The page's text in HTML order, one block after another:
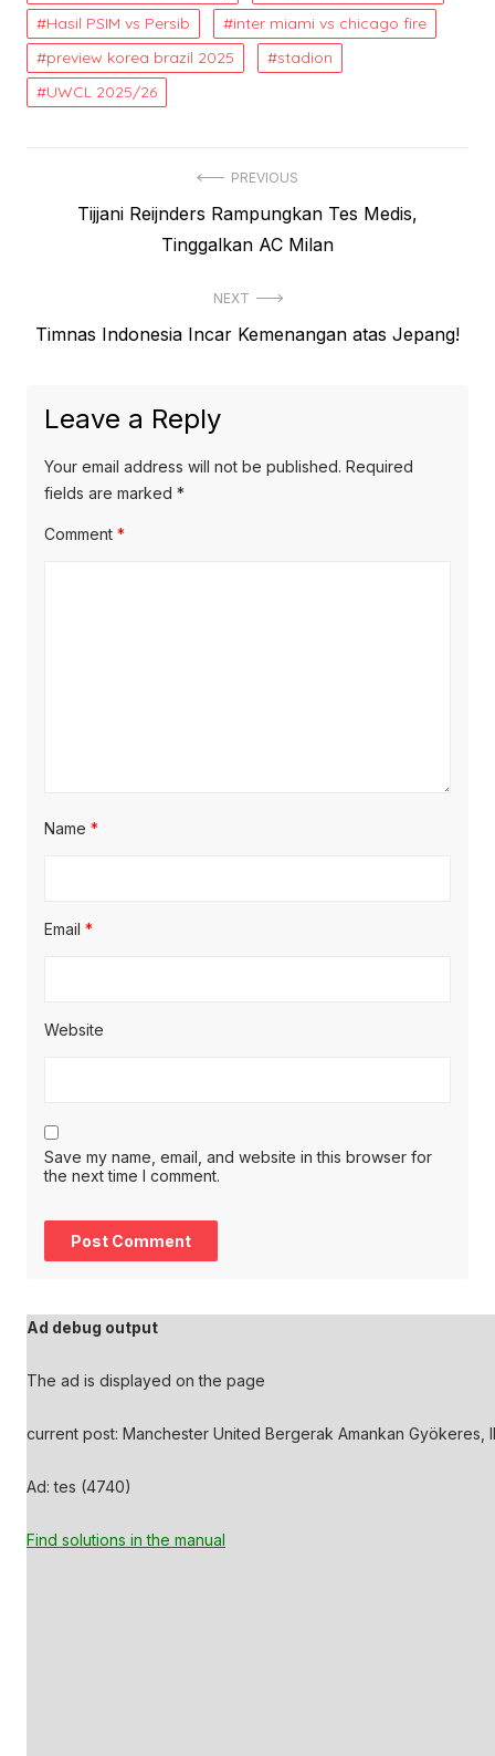
Hasil PSIM vs Persib
inter miami vs chicago fire
preview korea brazil 2025
stadion
UWCL 2025/26
navigation
PREVIOUS
PreviousTijjani Reijnders Rampungkan Tes Medis,
Tinggalkan AC Milan
NEXT
Next
Timnas Indonesia Incar Kemenangan atas Jepang!
Leave a Reply
Your email address will not be published. Required
fields are marked *
Comment *
Name *
Email *
Website
Save my name, email, and website in this browser for
the next time I comment.
Ad debug output
The ad is displayed on the page
current post: Manchester United Bergerak Amankan Gyökeres,
Ad: tes (4740)
Find solutions in the manual